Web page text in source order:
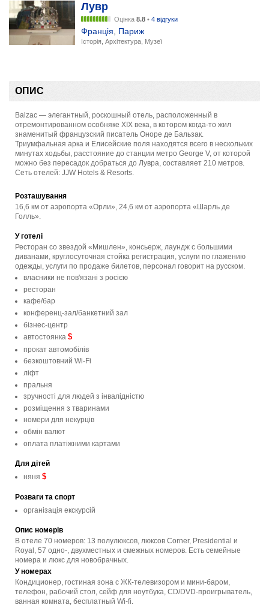
Лувр
Оцінка 8.8 • 4 відгуки
Франція, Париж
Історія, Архітектура, Музеї
ОПИС
Balzac — элегантный, роскошный отель, расположенный в
отремонтированном особняке XIX века, в котором когда-то жил
знаменитый французский писатель Оноре де Бальзак.
Триумфальная арка и Елисейские поля находятся всего в нескольких
минутах ходьбы, расстояние до станции метро George V, от которой
можно без пересадок добраться до Лувра, составляет 210 метров.
Сеть отелей: JJW Hotels & Resorts.
Розташування
16,6 км от аэропорта «Орли», 24,6 км от аэропорта «Шарль де
Голль».
У готелі
Ресторан со звездой «Мишлен», консьерж, лаундж с большими
диванами, круглосуточная стойка регистрация, услуги по глажению
одежды, услуги по продаже билетов, персонал говорит на русском.
власники не пов'язані з росією
ресторан
кафе/бар
конференц-зал/банкетний зал
бізнес-центр
автостоянка $
прокат автомобілів
безкоштовний Wi-Fi
ліфт
пральня
зручності для людей з інвалідністю
розміщення з тваринами
номери для некурців
обмін валют
оплата платіжними картами
Для дітей
няня $
Розваги та спорт
організація екскурсій
Опис номерів
В отеле 70 номеров: 13 полулюксов, люксов Corner, Presidential и
Royal, 57 одно-, двухместных и смежных номеров. Есть семейные
номера и люкс для новобрачных.
У номерах
Кондиционер, гостиная зона с ЖК-телевизором и мини-баром,
телефон, рабочий стол, сейф для ноутбука, CD/DVD-проигрыватель,
ванная комната, бесплатный Wi-fi.